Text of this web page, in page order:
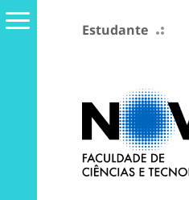
Estudante